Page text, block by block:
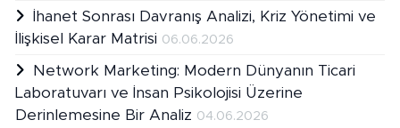
İhanet Sonrası Davranış Analizi, Kriz Yönetimi ve
İlişkisel Karar Matrisi 06.06.2026
Network Marketing: Modern Dünyanın Ticari
Laboratuvarı ve İnsan Psikolojisi Üzerine
Derinlemesine Bir Analiz 04.06.2026